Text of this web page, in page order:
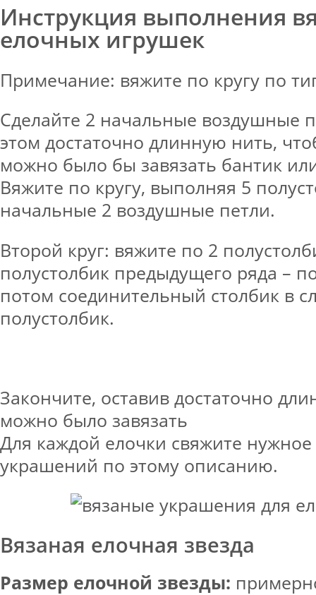
Инструкция выполнения
елочных игрушек
Примечание: вяжите по кругу по
Сделайте 2 начальные воздушные
этом достаточно длинную нить,
можно было бы завязать бантик
Вяжите по кругу, выполняя 5
начальные 2 воздушные петли.
Второй круг: вяжите по 2
полустолбик предыдущего ряда –
потом соединительный столбик в
полустолбик.
Закончите, оставив достаточно
можно было завязать
Для каждой елочки свяжите нужное
украшений по этому описанию.
Вязаная елочная звезда
Размер елочной звезды: